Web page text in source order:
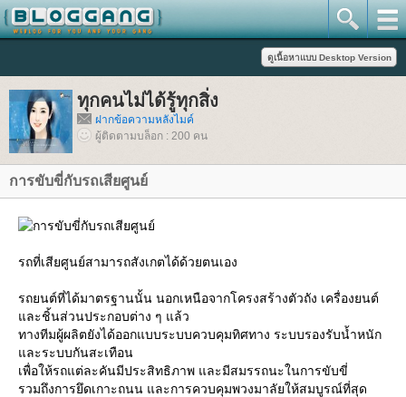
ทุกคนไม่ได้รู้ทุกสิ่ง
ฝากข้อความหลังไมค์
ผู้ติดตามบล็อก : 200 คน
การขับขี่กับรถเสียศูนย์
รถที่เสียศูนย์สามารถสังเกตได้ด้วยตนเอง
รถยนต์ที่ได้มาตรฐานนั้น นอกเหนือจากโครงสร้างตัวถัง เครื่องยนต์
ละชิ้นส่วนประกอบต่าง ๆ แล้ว
ทางทีมผู้ผลิตยังได้ออกแบบระบบควบคุมทิศทาง ระบบรองรับน้ำหนัก
ละระบบกันสะเทือน
เพื่อให้รถแต่ละคันมีประสิทธิภาพ และมีสมรรถนะในการขับขี่
รวมถึงการยึดเกาะถนน และการควบคุมพวงมาลัยให้สมบูรณ์ที่สุด